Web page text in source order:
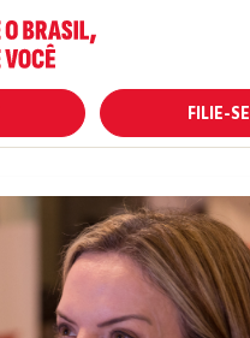
FILIE-SE